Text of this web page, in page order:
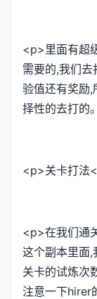
<p>里面有超
需要的,我们
验值还有奖励,
择性的去打的
<p>关卡打法
<p>在我们通
这个副本里面,
关卡的试炼次
注意一下hirer